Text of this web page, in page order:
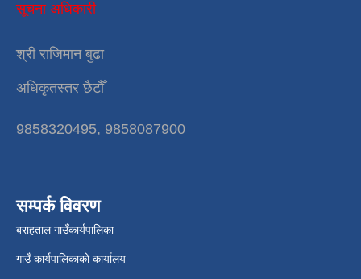
सूचना अधिकारी
श्री राजिमान बुढा
अधिकृतस्तर छैटौँ
9858320495, 9858087900
सम्पर्क विवरण
बराहताल गाउँकार्यपालिका
गाउँ कार्यपालिकाको कार्यालय